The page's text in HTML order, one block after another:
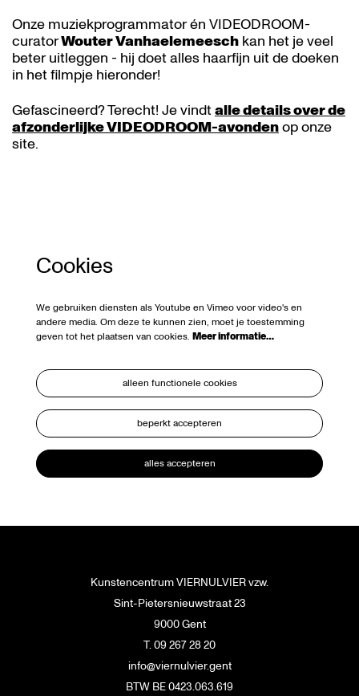
Onze muziekprogrammator én VIDEODROOM-
curatorWouter Vanhaelemeesch kan het je veel
beter uitleggen - hij doet alles haarfijn uit de doeken
in het filmpje hieronder!
Gefascineerd? Terecht! Je vindtalle details over de
afzonderlijke VIDEODROOM-avondenop onze
site.
Cookies
We gebruiken diensten als Youtube en Vimeo voor video's en
andere media. Om deze te kunnen zien, moet je toestemming
geven tot het plaatsen van cookies. Meer informatie…
alleen functionele cookies
beperkt accepteren
alles accepteren
Kunstencentrum VIERNULVIER vzw.
Sint-Pietersnieuwstraat 23
9000 Gent
T. 09 267 28 20
info@viernulvier.gent
BTW BE 0423.063.619